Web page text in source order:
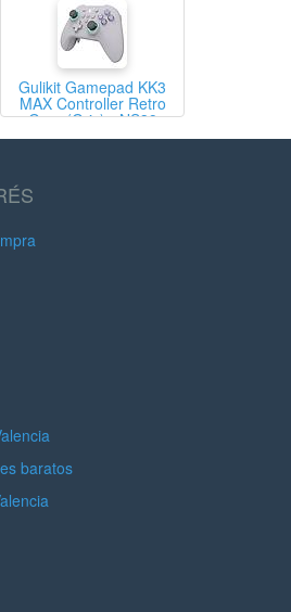
Gulikit Gamepad KK3
MAX Controller Retro
Gray (Gris) - NS39
baratos